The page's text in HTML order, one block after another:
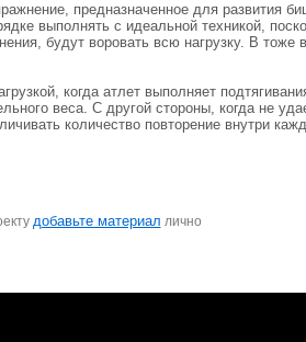
предназначенное для развития
выполнять с идеальной техникой,
будут воровать всю нагрузку. В тоже
когда атлет выполняет
веса. С другой стороны, когда не
количество повторение внутри
добавьте материал лично